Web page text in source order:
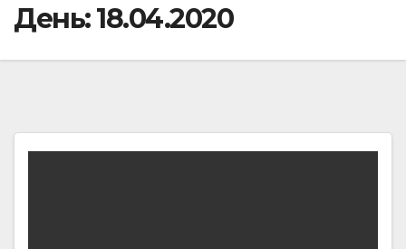
День:18.04.2020